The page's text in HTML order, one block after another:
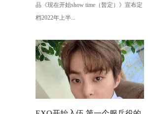
半年
品《现在开始show time（暂定）》宣布定
档2022年上半...